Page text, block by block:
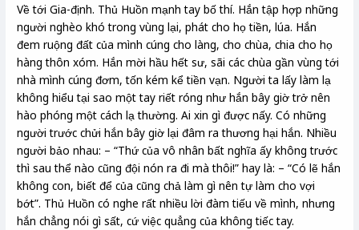
Về tới Gia-định. Thủ Huồn mạnh tay bố thí. Hắn tập hợp những
người nghèo khó trong vùng lại, phát cho họ tiền, lúa. Hắn
đem ruộng đất của mình cúng cho làng, cho chùa, chia cho họ
hàng thôn xóm. Hắn mời hầu hết sư, sãi các chùa gần vùng tới
nhà mình cúng đơm, tốn kém kể tiền vạn. Người ta lấy làm lạ
không hiểu tại sao một tay riết róng như hắn bây giờ trở nên
hào phóng một cách lạ thường. Ai xin gì được nấy. Có những
người trước chửi hắn bây giờ lại đâm ra thương hại hắn. Nhiều
người bảo nhau: – “Thứ của vô nhân bất nghĩa ấy không trước
thì sau thể nào cũng đội nón ra đi mà thôi!” hay là: – “Có lẽ hắn
không con, biết để của cũng chả làm gì nên tự làm cho vợi
bớt”. Thủ Huồn có nghe rất nhiều lời đàm tiếu về mình, nhưng
hắn chẳng nói gì sất, cứ việc quẳng của không tiếc tay.